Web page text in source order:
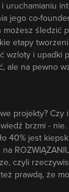
uruchamianiu
jego co-
możesz śledzić
etapy
wzloty i upadki
ale na pewno
projekty?
brzmi -
40% jest
czyli
prawdą, że